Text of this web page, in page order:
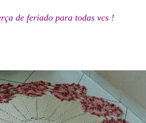
de feriado para todas vcs !